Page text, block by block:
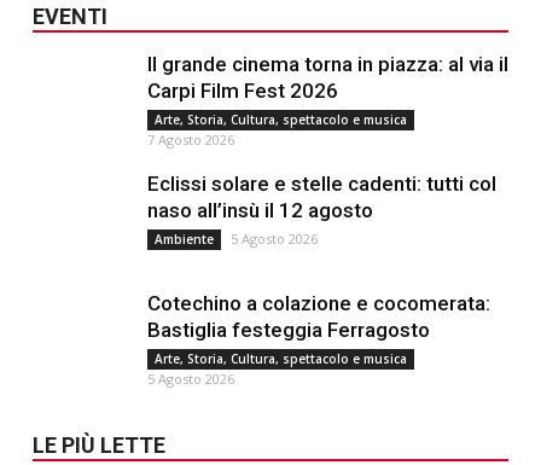
EVENTI
Il grande cinema torna in piazza: al via il
Carpi Film Fest 2026
Arte, Storia, Cultura, spettacolo e musica
7 Agosto 2026
Eclissi solare e stelle cadenti: tutti col
naso all’insù il 12 agosto
Ambiente 5 Agosto 2026
Cotechino a colazione e cocomerata:
Bastiglia festeggia Ferragosto
Arte, Storia, Cultura, spettacolo e musica
5 Agosto 2026
LE PIÙ LETTE